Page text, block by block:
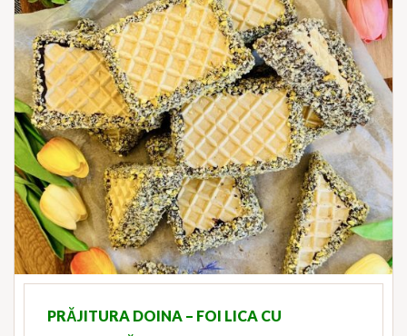
PRĂJITURA DOINA – FOI LICA CU